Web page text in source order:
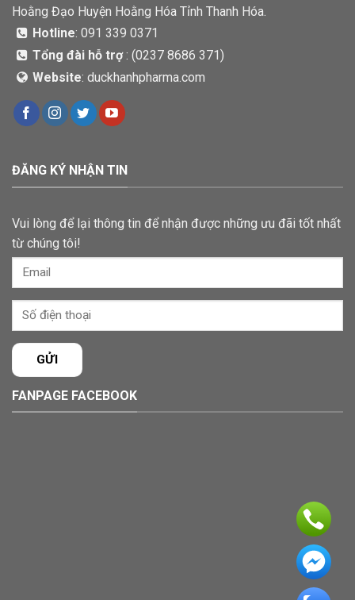
Hoằng Đạo Huyện Hoằng Hóa Tỉnh Thanh Hóa.
Hotline: 091 339 0371
Tổng đài hỗ trợ: (0237 8686 371)
Website: duckhanhpharma.com
ĐĂNG KÝ NHẬN TIN
Vui lòng để lại thông tin để nhận được những ưu đãi tốt nhất
từ chúng tôi!
FANPAGE FACEBOOK